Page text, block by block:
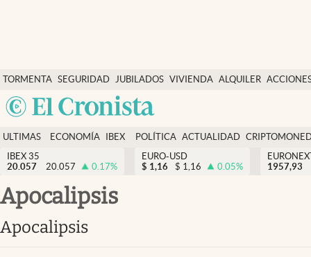
TORMENTA SEGURIDAD
SOCIAL
JUBILADOS VIVIENDA ALQUILER
USA
Economía y finanzas
Política
Actualidad
Criptomonedas
España
ULTIMAS
NOTICIAS
ECONOMÍA
FINANZAS
IBEX
EURO
POLÍTICA ACTUALIDAD
IBEX 35
20.057
20.057 0.17%
EURO-USD
$ 1,16 $ 1,16 0.05%
1957,93
apocalipsis
apocalipsis